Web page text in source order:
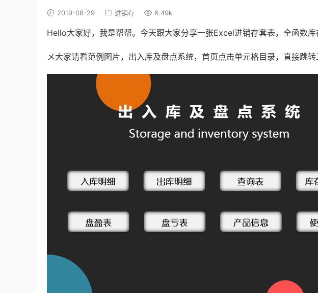
2019-08-29 进销存 6.49k
Hello大家好，我是帮帮。今天跟大家分享一张Excel进销存套表，全函数库
メ大家请看范例图片，出入库及盘点系统，首页点击单元格目录，直接跳转